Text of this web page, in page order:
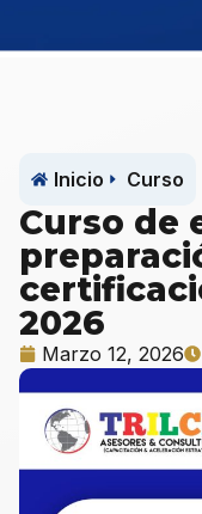
Inicio Curso
Curso de
2026
Marzo 12, 2026